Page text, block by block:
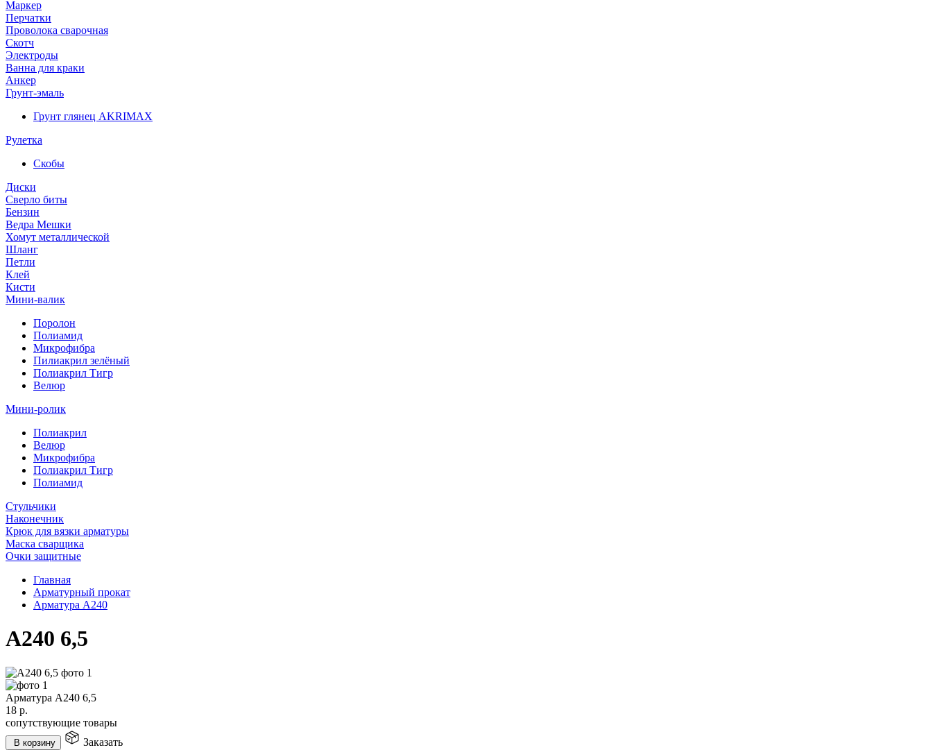
Маркер
Перчатки
Проволока сварочная
Скотч
Электроды
Ванна для краки
Анкер
Грунт-эмаль
Грунт глянец AKRIMAX
Рулетка
Скобы
Диски
Сверло биты
Бензин
Ведра Мешки
Хомут металлической
Шланг
Петли
Клей
Кисти
Мини-валик
Поролон
Полиамид
Микрофибра
Пилиакрил зелёный
Полиакрил Тигр
Велюр
Мини-ролик
Полиакрил
Велюр
Микрофибра
Полиакрил Тигр
Полиамид
Стульчики
Наконечник
Крюк для вязки арматуры
Маска сварщика
Очки защитные
Главная
Арматурный прокат
Арматура А240
А240 6,5
Арматура А240 6,5
18 р.
сопутствующие товары
В корзину
Заказать